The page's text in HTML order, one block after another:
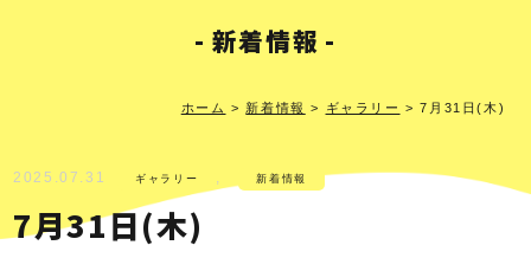
新着情報
ホーム > 新着情報 > ギャラリー >7月31日(木)
2025.07.31 ギャラリー 新着情報
7月31日(木)